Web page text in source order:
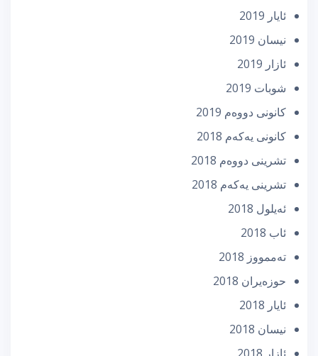
ئایار 2019
نیسان 2019
ئازار 2019
شوبات 2019
كانونی دووه‌م 2019
كانونی یه‌كه‌م 2018
تشرینی دووه‌م 2018
تشرینی یه‌كه‌م 2018
ئه‌یلول 2018
ئاب 2018
تەممووز 2018
حوزه‌یران 2018
ئایار 2018
نیسان 2018